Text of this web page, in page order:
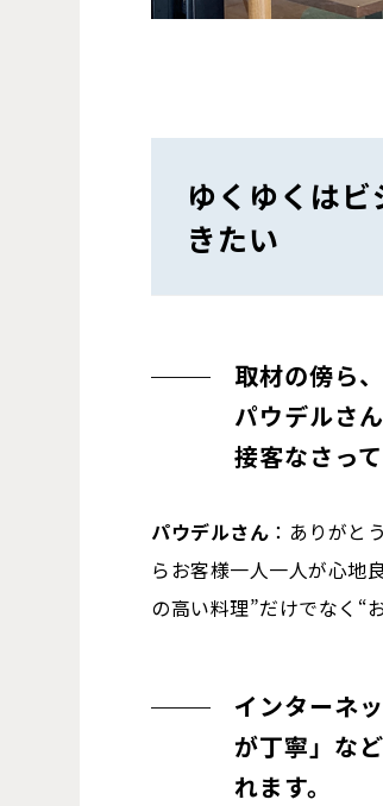
ゆくゆくは
きたい
取材の傍ら
パウデルさ
接客なさっ
パウデルさん ：ありがと
らお客様一人一人が心地
の高い料理”だけでなく“
インターネ
が丁寧」な
れます。